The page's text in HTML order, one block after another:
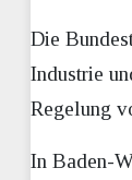
Die
Industrie
Regelung
In Baden-